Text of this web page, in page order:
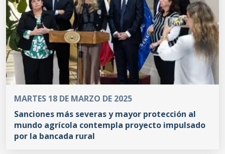
MARTES 18 DE MARZO DE 2025
Sanciones más severas y mayor protección al
mundo agrícola contempla proyecto impulsado
por la bancada rural